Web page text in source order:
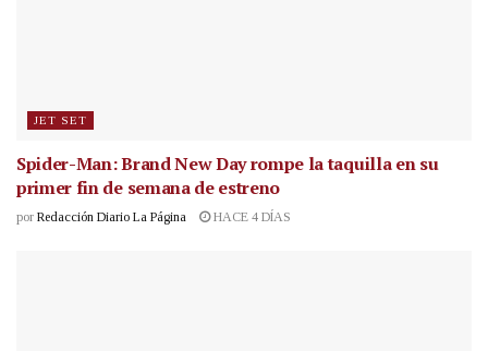
JET SET
Spider-Man: Brand New Day rompe la taquilla en su
primer fin de semana de estreno
por Redacción Diario La Página HACE 4 DÍAS